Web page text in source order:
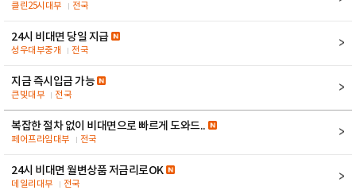
클린25시대부 전국
24시 비대면 당일 지급
성우대부중개 전국
지금 즉시입금 가능
큰빛대부 전국
복잡한 절차 없이 비대면으로 빠르게 도와드..
페어프라임대부 전국
24시 비대면 월변상품 저금리로OK
데일리대부 전국